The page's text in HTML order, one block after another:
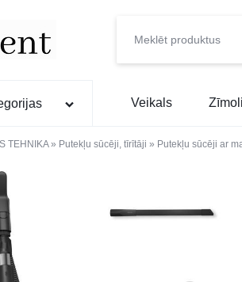
Veikals Zīmoli
TEHNIKA» Putekļu sūcēji, tīrītāji » Putekļu sūcēji ar